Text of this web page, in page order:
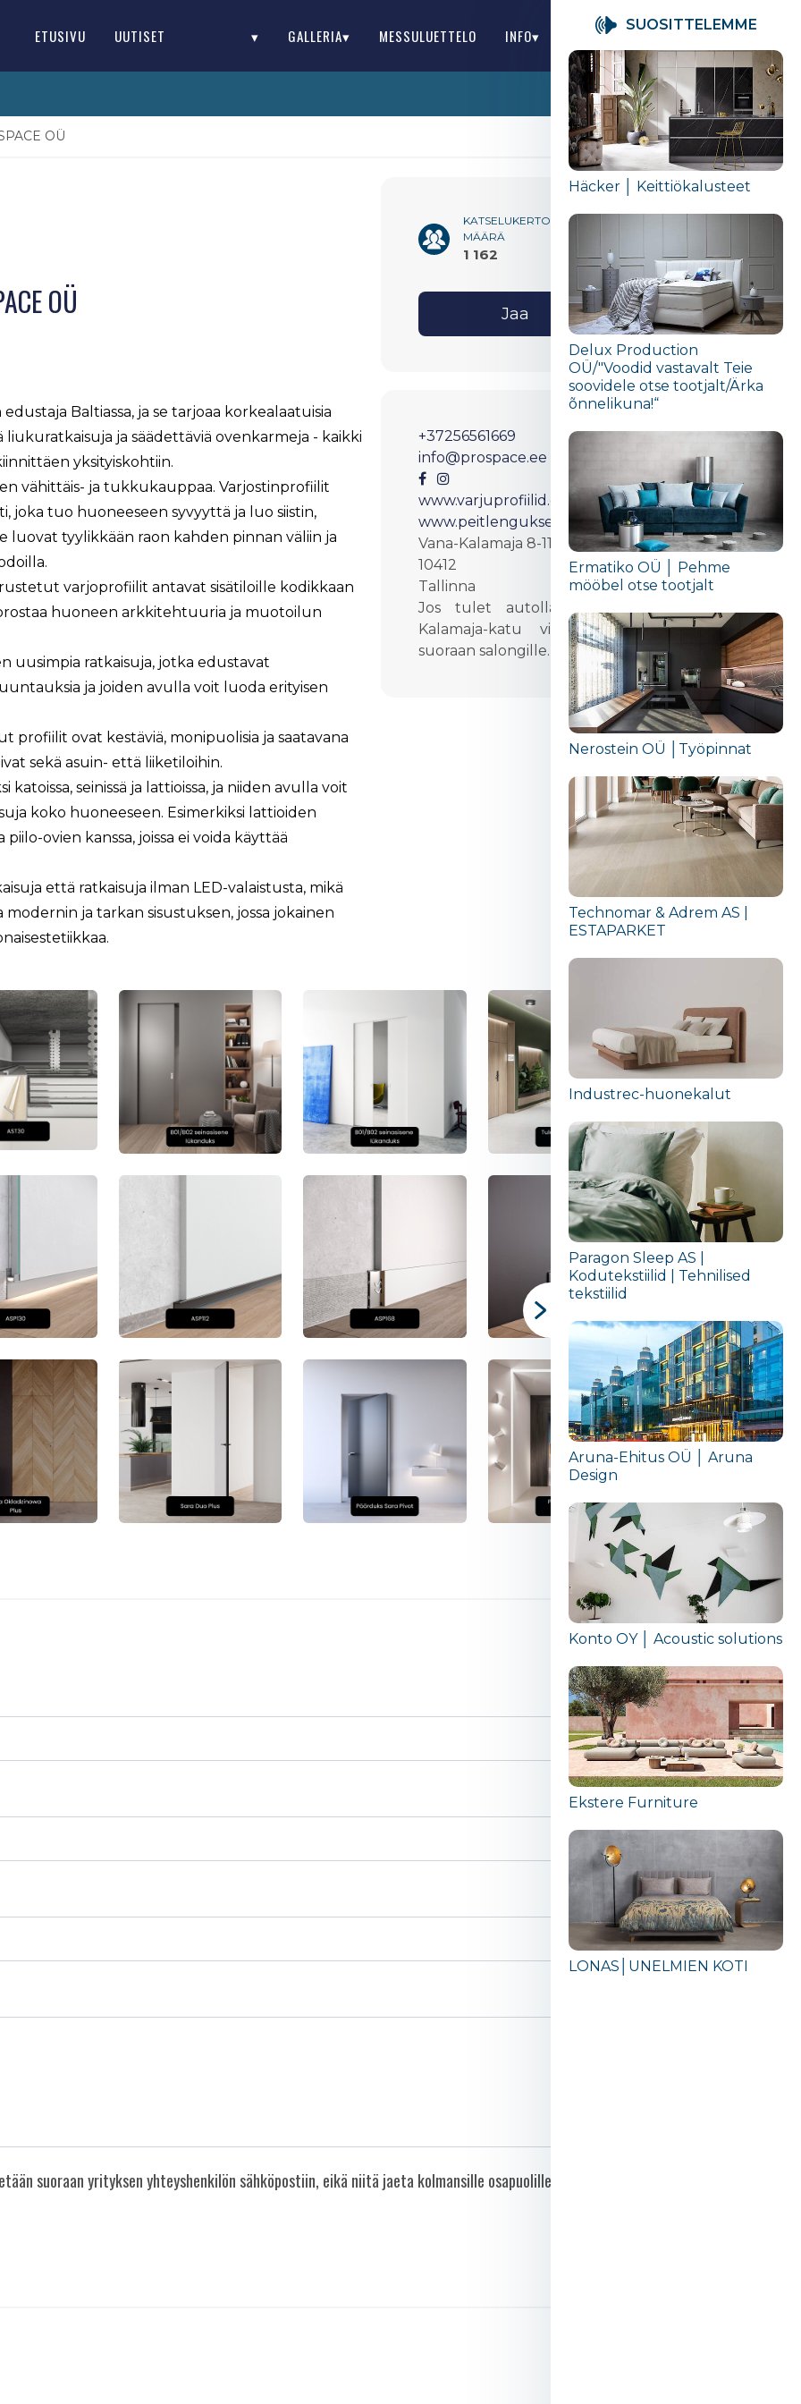
ETUSIVU UUTISET ▾ GALLERIA▾ MESSULUETTELO INFO▾ FI
OÜ
OÜ
Baltiassa, ja se tarjoaa korkealaatuisia
liukuratkaisuja ja säädettäviä ovenkarmeja - kaikki
yksityiskohtiin.
vähittäis- ja tukkukauppaa. Varjostinprofiilit
joka tuo huoneeseen syvyyttä ja luo siistin,
luovat tyylikkään raon kahden pinnan väliin ja
varjoprofiilit antavat sisätiloille kodikkaan
huoneen arkkitehtuuria ja muotoilun
uusimpia ratkaisuja, jotka edustavat
ja joiden avulla voit luoda erityisen
profiilit ovat kestäviä, monipuolisia ja saatavana
sekä asuin- että liiketiloihin.
seinissä ja lattioissa, ja niiden avulla voit
koko huoneeseen. Esimerkiksi lattioiden
ovien kanssa, joissa ei voida käyttää
että ratkaisuja ilman LED-valaistusta, mikä
ja tarkan sisustuksen, jossa jokainen
KATSELUKERTOJEN
MÄÄRÄ
1 162
Jaa
+37256561669
info@prospace.ee
www.varjuprofiilid.ee
www.peitlenguksed.ee
Vana-Kalamaja 8-110
10412
Tallinna
Jos tulet autolla, Kesk-
Kalamaja-katu vie sinut
suoraan salongille.
suoraan yrityksen yhteyshenkilön sähköpostiin, eikä niitä jaeta kolmansille osapuolille.
SUOSITTELEMME
Häcker │ Keittiökalusteet
Delux Production
OÜ/"Voodid vastavalt Teie
soovidele otse tootjalt/Ärka
õnnelikuna!“
Ermatiko OÜ │ Pehme
mööbel otse tootjalt
Nerostein OÜ │Työpinnat
Technomar & Adrem AS |
ESTAPARKET
Industrec-huonekalut
Paragon Sleep AS |
Kodutekstiilid | Tehnilised
tekstiilid
Aruna-Ehitus OÜ │ Aruna
Design
Konto OY │ Acoustic solutions
Ekstere Furniture
LONAS│UNELMIEN KOTI